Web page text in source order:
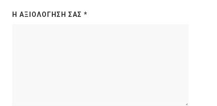
Η ΑΞΙΟΛΌΓΗΣΉ ΣΑΣ *